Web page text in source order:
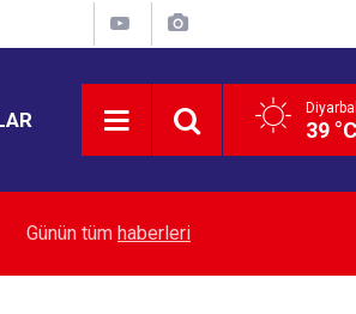
39
gaz kaçağı paniği
Günün tüm haberleri